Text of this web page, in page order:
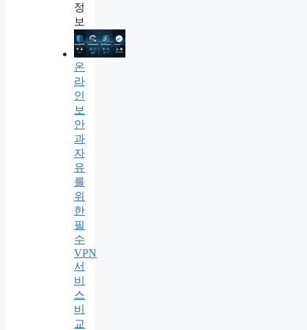
정
보
온
라
인
보
안
과
자
유
를
위
한
필
수
VPN
서
비
스
비
교